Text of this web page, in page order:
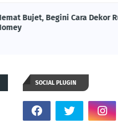
Bujet, Begini Cara Dekor
SOCIAL PLUGIN